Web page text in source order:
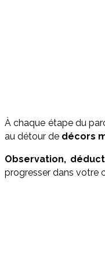
À chaque étape du
au détour de décors
Observation,
progresser dans votre